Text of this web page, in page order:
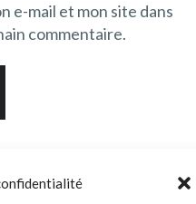
e-mail et mon site dans
commentaire.
au sens large